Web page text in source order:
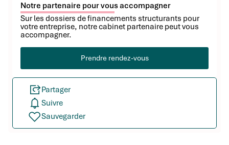
Notre partenaire pour vous accompagner
Sur les dossiers de financements structurants pour
votre entreprise, notre cabinet partenaire peut vous
accompagner.
Prendre rendez-vous
Partager
Suivre
Sauvegarder